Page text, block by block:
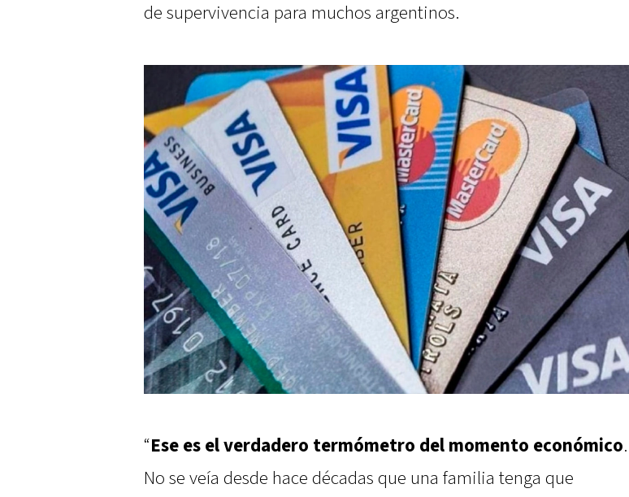
de supervivencia para muchos argentinos.
“Ese es el verdadero termómetro del momento económico.
No se veía desde hace décadas que una familia tenga que